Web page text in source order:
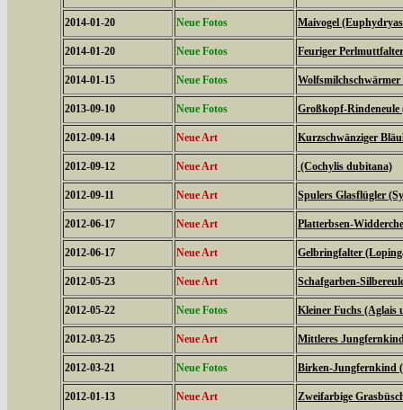
2014-01-20 Neue Fotos Maivogel
2014-01-20 Neue Fotos Feuriger
2014-01-15 Neue Fotos
2013-09-10 Neue Fotos Großkopf-Rindeneule
2012-09-14 Neue Art Kurzschwänziger
2012-09-12 Neue Art (Cochylis dubitana)
2012-09-11 Neue Art Spulers Glasflügler
2012-06-17 Neue Art Platterbsen-
2012-06-17 Neue Art Gelbringfalter
2012-05-23 Neue Art Schafgarben-
2012-05-22 Neue Fotos Kleiner Fuchs (Aglais
2012-03-25 Neue Art Mittleres
2012-03-21 Neue Fotos Birken-Jungfernkind
2012-01-13 Neue Art Zweifarbige